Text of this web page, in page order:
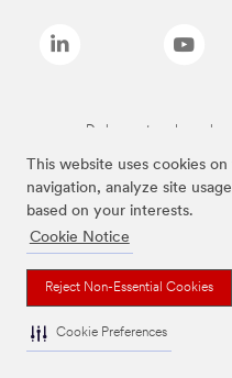
This website uses cookies
navigation, analyze site
based on your interests.
Cookie Notice
Reject Non-Essential Cookies
Cookie Preferences
De bovenstaande